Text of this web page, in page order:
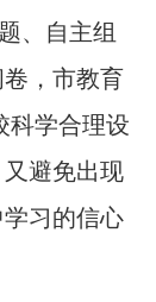
、自主组
，市教育
科学合理设
避免出现
习的信心